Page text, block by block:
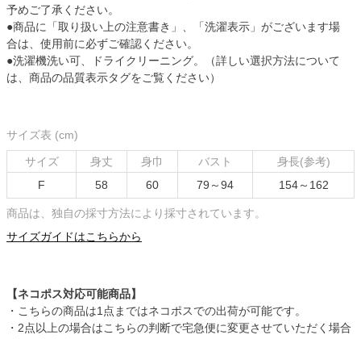
予めご了承ください。
●商品に「取り扱い上の注意書き」、「洗濯表示」がございます場
合は、使用前に必ずご確認ください。
●洗濯機洗い可、ドライクリーニング。（詳しい選択方法について
は、商品の品質表示タグをご覧ください）
サイズ表 (cm)
サイズ 身丈 身巾 バスト
身長(参考)
F
58 60 79～94 154～162
商品は、独自の採寸方法により採寸されています。
サイズガイドはこちらから
【ネコポス対応可能商品】
・こちらの商品は1点まではネコポスでの出荷が可能です。
・2点以上の場合はこちらの判断で宅急便に変更させていただく場合